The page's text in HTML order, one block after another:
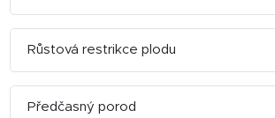
Růstová restrikce plodu
Předčasný porod